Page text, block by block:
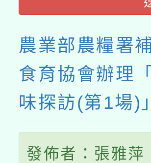
農業部農糧署
食育協會辦理
味探訪(第1場)
發佈者：張雅萍